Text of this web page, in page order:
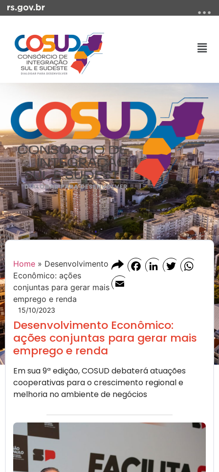
Home » Desenvolvimento
Econômico: ações
conjuntas para gerar mais
emprego e renda
FacebookLinkedInTwitter
15/10/2023
Desenvolvimento Econômico:
ações conjuntas para gerar mais
emprego e renda
Em sua 9ª edição, COSUD debaterá atuações
cooperativas para o crescimento regional e
melhoria no ambiente de negócios